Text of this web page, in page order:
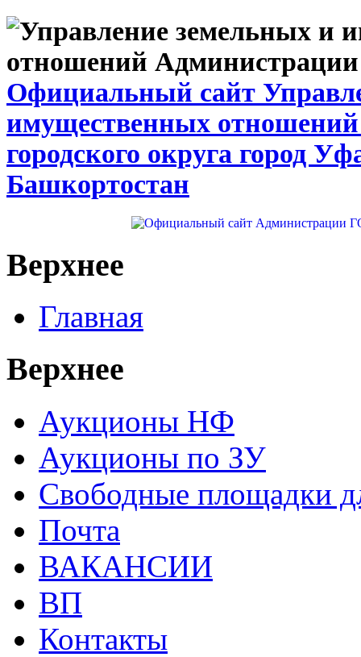
Официальный сайт
имущественных
городского округа город
Башкортостан
Верхнее
Главная
Верхнее
Аукционы НФ
Аукционы по ЗУ
Свободные площадки
Почта
ВАКАНСИИ
ВП
Контакты